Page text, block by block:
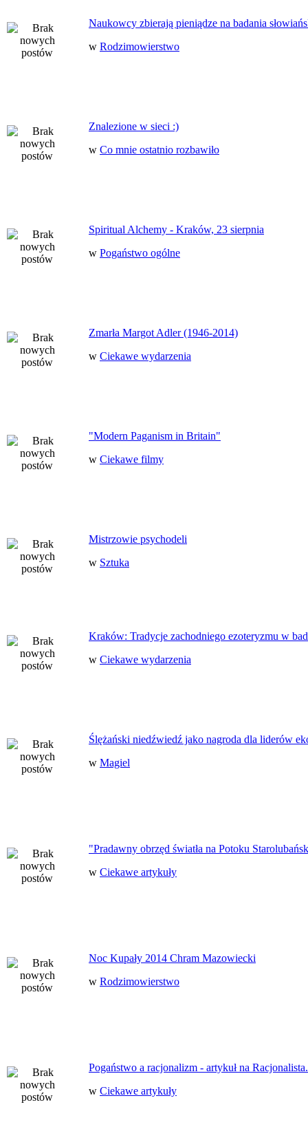
Naukowcy zbierają pieniądze na badania
w Rodzimowierstwo
Znalezione w sieci :)
w Co mnie ostatnio rozbawiło
Spiritual Alchemy - Kraków, 23 sierpnia
w Pogaństwo ogólne
Zmarła Margot Adler (1946-2014)
w Ciekawe wydarzenia
"Modern Paganism in Britain"
w Ciekawe filmy
Mistrzowie psychodeli
w Sztuka
Kraków: Tradycje zachodniego ezoteryzmu w
w Ciekawe wydarzenia
Ślężański niedźwiedź jako nagroda dla liderów
w Magiel
"Pradawny obrzęd światła na Potoku
w Ciekawe artykuły
Noc Kupały 2014 Chram Mazowiecki
w Rodzimowierstwo
Pogaństwo a racjonalizm - artykuł na
w Ciekawe artykuły